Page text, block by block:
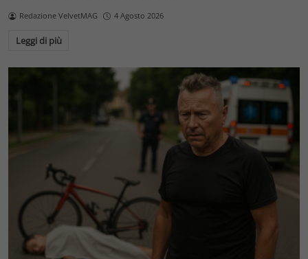
Redazione VelvetMAG 4 Agosto 2026
Leggi di più